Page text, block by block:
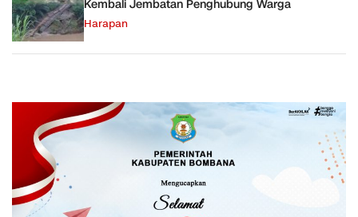
Kembali Jembatan Penghubung Warga
Harapan